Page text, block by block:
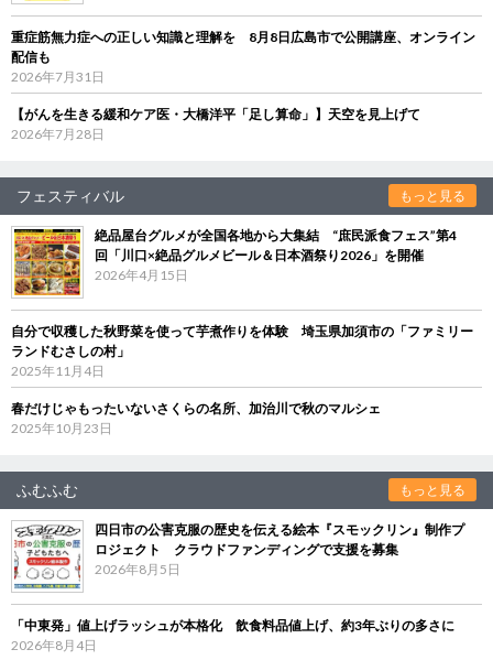
重症筋無力症への正しい知識と理解を 8月8日広島市で公開講座、オンライン
配信も
2026年7月31日
【がんを生きる緩和ケア医・大橋洋平「足し算命」】天空を見上げて
2026年7月28日
フェスティバル もっと見る
絶品屋台グルメが全国各地から大集結 “庶民派食フェス”第4
回「川口×絶品グルメビール＆日本酒祭り2026」を開催
2026年4月15日
自分で収穫した秋野菜を使って芋煮作りを体験 埼玉県加須市の「ファミリー
ランドむさしの村」
2025年11月4日
春だけじゃもったいないさくらの名所、加治川で秋のマルシェ
2025年10月23日
ふむふむ もっと見る
四日市の公害克服の歴史を伝える絵本『スモックリン』制作プ
ロジェクト クラウドファンディングで支援を募集
2026年8月5日
「中東発」値上げラッシュが本格化 飲食料品値上げ、約3年ぶりの多さに
2026年8月4日